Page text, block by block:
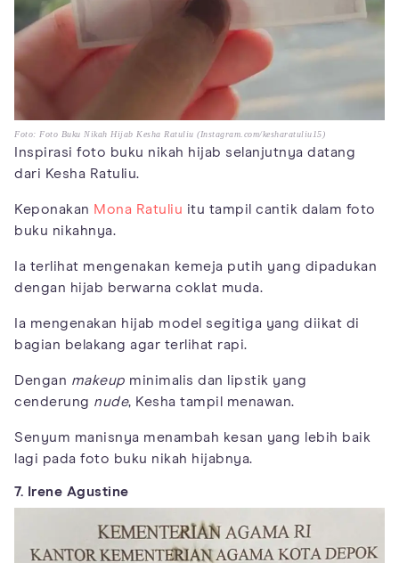
Foto: Foto Buku Nikah Hijab Kesha Ratuliu (Instagram.com/kesharatuliu15)
Inspirasi foto buku nikah hijab selanjutnya datang
dari Kesha Ratuliu.
Keponakan Mona Ratuliu itu tampil cantik dalam foto
buku nikahnya.
Ia terlihat mengenakan kemeja putih yang dipadukan
dengan hijab berwarna coklat muda.
Ia mengenakan hijab model segitiga yang diikat di
bagian belakang agar terlihat rapi.
Dengan makeup minimalis dan lipstik yang
cenderung nude, Kesha tampil menawan.
Senyum manisnya menambah kesan yang lebih baik
lagi pada foto buku nikah hijabnya.
7. Irene Agustine